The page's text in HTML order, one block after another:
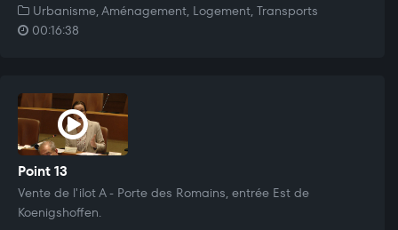
Urbanisme, Aménagement, Logement, Transports
00:16:38
Point 13
Vente de l'ilot A - Porte des Romains, entrée Est de
Koenigshoffen.